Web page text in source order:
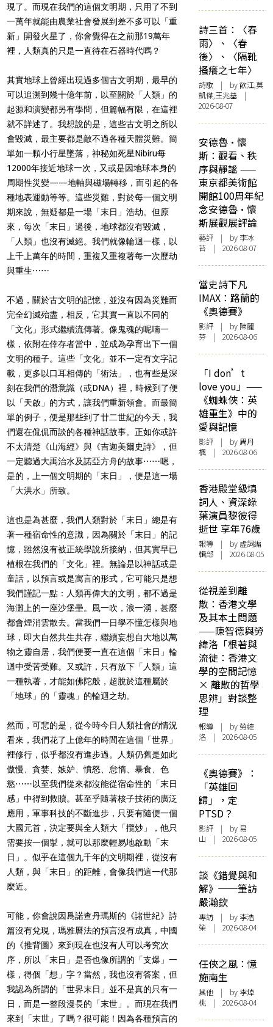
現了。而現在我們的這個文明期，只用了不到
一萬年就能由農業社會發展到差不多可以「重
新」開發火星了，你會覺得在之前那19萬年
裡，人類真的只是一直待在石器時代嗎？
其實地球上曾經出現過多個古文明期，最早的
可以追溯到幾十億年前，以至關於「人類」的
起源和演變都另有學問，但篇幅有限，在這裡
就不詳述了。我想說的是，這些古文明之所以
會毀滅，最主要都是敵不過各種天體災難。簡
單如一顆小行星墜落，神秘如死星Nibiru每
12000年接近地球一次，又或是因地球本身的
周期性災變——地軸與磁場轉移，而引起的各
種地表運動等等。這些災難，對於每一個文明
期來說，無疑都是一場「末日」浩劫。但原
來，每次「末日」過後，地球都沒有毀滅，
「人類」也沒有滅絕。我們就像輪迴一樣，以
上千上萬年的時間，重複又重複著每一次歷劫
與重生⋯⋯
不過，關於古文明的記憶，並沒有因為災難而
完全幻滅殆盡，相反，它其實一直以不同的
「文化」形式繼續流傳著。像鬼魂的呢喃一
樣，依附在倖存者當中，並成為孕育出下一個
文明的種子。這些「文化」並不一定有文字記
載，更多以口耳相傳的「術法」，也有些是深
刻在我們的潛意識（或DNA）裡，時候到了便
以「天啟」的方式，讓我們重新領會。而最簡
單的例子，便是那些到了廿二世紀的今天，我
們還在侃侃而談的各種神話故事。正如你或許
不太清楚《山海經》與《吉迦美爾史詩》，但
一定聽過大禹治水及諾亞方舟的故事⋯⋯嗯，
是的，上一個文明期的「末日」，便是這一場
「大洪水」所致。
這也是為甚麼，我們人類對於「末日」總是有
著一種宿命性的意識，因為關於「末日」的記
憶，雖然沒有被正統學說所接納，但其實早已
植根在我們的「文化」裡。無論是以神話或是
童話，以預言或是寓言的形式，它可能只是想
我們謹記一點：人類再偉大的文明，都不過是
海灘上的一座沙堡壘。風一吹，浪一湧，甚麼
都會煙消雲散去。當我們一日學不懂怎樣與地
球，即大自然共生共存，繼續妄想自大地以萬
物之靈自居，我們便要一直在這個「末日」輪
迴中受苦受難。又或許，只有放下「人類」這
一種執著，才能如佛陀般，超脫於這種屬於
「地球」的「靈魂」的輪迴之劫。
然而，可悲的是，從今時今日人類社會的情況
看來，我們花了上億年的時間在這個「世界」
裡修行，似乎都沒有進步過。人類仍舊是如此
傲慢、貪婪、嫉妒、憤怒、怠惰、暴食、色
慾⋯⋯以至我們從來都沒能從宿命性的「末日
感」中得到救贖。甚至乎隨著核子技術的廣泛
應用，軍事科技的不斷進步，只要有隨便一個
大國元首，決定要與全人類大「攬炒」，他只
需要按一個掣，就可以那麼輕易地啟動「末
日」。似乎在這個九千年的文明期裡，從沒有
人類，與「末日」的距離，會像我們這一代那
麼近。
可能，你會說因爲諾查丹瑪斯的《諸世紀》詩
篇沒有兌現，瑪雅曆法的預言沒有成真，中國
的《推背圖》來到現在也沒有人可以考究次
序，所以「末日」是否也像所謂的「支爆」一
樣，得個「想」字？當然，我也沒有答案，但
我認為所謂的「世界末日」並不是真的只有一
日，而是一整段漫長的「末世」。而現在我們
來到「末世」了嗎？很可能！因為各種預言的
詩三首：〈春
雨〉、〈春
後〉、〈隔靴
搔癢之七年〉
詩歌 | by 飲江,莫
凱傑,王兆基 |
2026-08-07
安德魯·懷
斯：觀看、秩
序與靜謐 ——
東京都美術館
開館100周年紀
念安德魯·懷
斯展觀展評論
藝評 | by 李冰
苔 | 2026-08-07
當史詩下凡
IMAX：路蘭的
《奧德賽》
影評 | by 陳麗
芬 | 2026-08-06
「I don’t
love you」——
《蜘蛛俠：英
雄重生》中的
愛與記憶
影評 | by周丹
楓 | 2026-08-06
香港殿堂級填
詞人、資深綠
葉演員黎彼得
逝世 享年76歲
報導 | by 虛詞編
輯部 | 2026-08-05
從視差到離
散：香港文學
及其本土問題
——陳智德與勞
緯洛「根著與
流徙：香港文
學的空間記憶
× 離散的哲學
思辨」對談整
理
報導 | by 勞緯
洛 | 2026-08-05
《奧德賽》：
「英雄回
歸」，定
PTSD？
影評 | by 易
山 | 2026-08-05
談《錯覺與和
解》──筆訪
嚴瀚欽
專訪 | by 李浩
榮 | 2026-08-04
任俠之風：憶
施南生
其他 | by 李焯
桃 | 2026-08-04